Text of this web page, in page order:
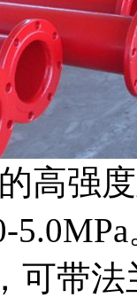
高强
可带法